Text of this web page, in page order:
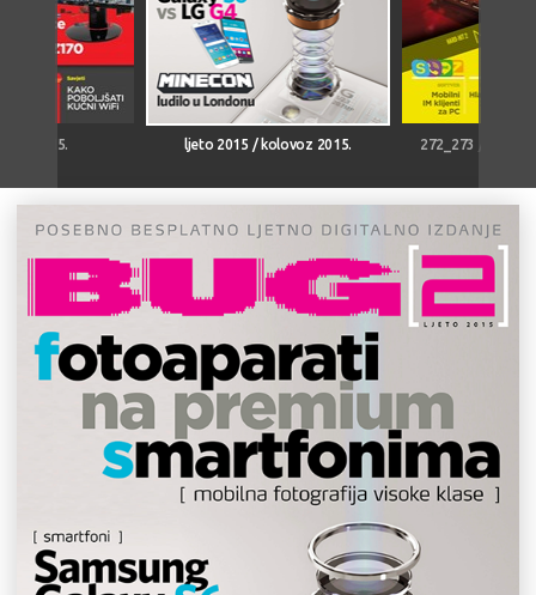
2015. ljeto 2015 / kolovoz 2015. 272_273 /